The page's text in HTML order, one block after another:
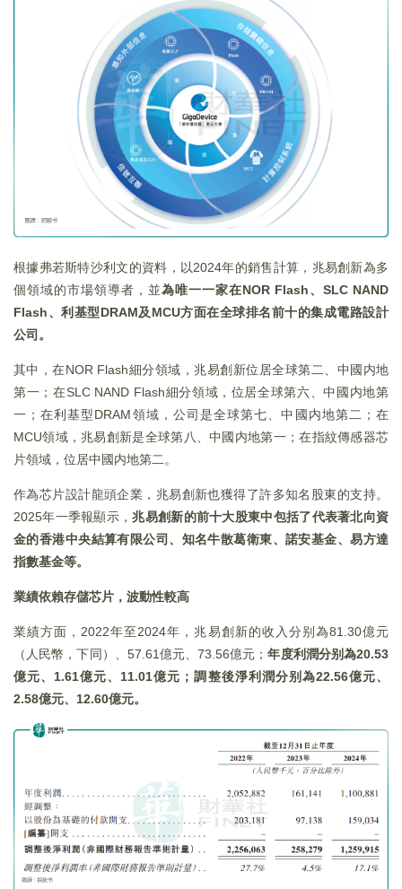
根據弗若斯特沙利文的資料，以2024年的銷售計算，兆易創新為多
個領域的市場領導者，並為唯一一家在NOR Flash、SLC NAND
Flash、利基型DRAM及MCU方面在全球排名前十的集成電路設計
公司。
其中，在NOR Flash細分領域，兆易創新位居全球第二、中國内地
第一；在SLC NAND Flash細分領域，位居全球第六、中國内地第
一；在利基型DRAM領域，公司是全球第七、中國内地第二；在
MCU領域，兆易創新是全球第八、中國内地第一；在指紋傳感器芯
片領域，位居中國内地第二。
作為芯片設計龍頭企業，兆易創新也獲得了許多知名股東的支持。
2025年一季報顯示，兆易創新的前十大股東中包括了代表著北向資
金的香港中央結算有限公司、知名牛散葛衛東、諾安基金、易方達
指數基金等。
業績依賴存儲芯片，波動性較高
業績方面，2022年至2024年，兆易創新的收入分别為81.30億元
（人民幣，下同）、57.61億元、73.56億元；年度利潤分别為20.53
億元、1.61億元、11.01億元；調整後淨利潤分别為22.56億元、
2.58億元、12.60億元。